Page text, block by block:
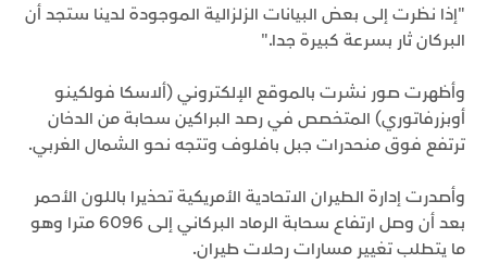
"إذا نظرت إلى بعض البيانات الزلزالية الموجودة لدينا ستجد أن
البركان ثار بسرعة كبيرة جدا."
وأظهرت صور نشرت بالموقع الإلكتروني (ألاسكا فولكينو
أوبزرفاتوري) المتخصص في رصد البراكين سحابة من الدخان
ترتفع فوق منحدرات جبل بافلوف وتتجه نحو الشمال الغربي.
وأصدرت إدارة الطيران الاتحادية الأمريكية تحذيرا باللون الأحمر
بعد أن وصل ارتفاع سحابة الرماد البركاني إلى 6096 مترا وهو
ما يتطلب تغيير مسارات رحلات طيران.